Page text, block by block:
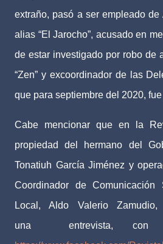
extraño, pasó a ser empleado de
alias “El Jarocho”, acusado en
de estar investigado por robo de
“Zen” y excoordinador de las
que para septiembre del 2020,
Cabe mencionar que en la
propiedad del hermano del
Tonatiuh García Jiménez y
Coordinador de
Local, Aldo Valerio
una
entrevista, con